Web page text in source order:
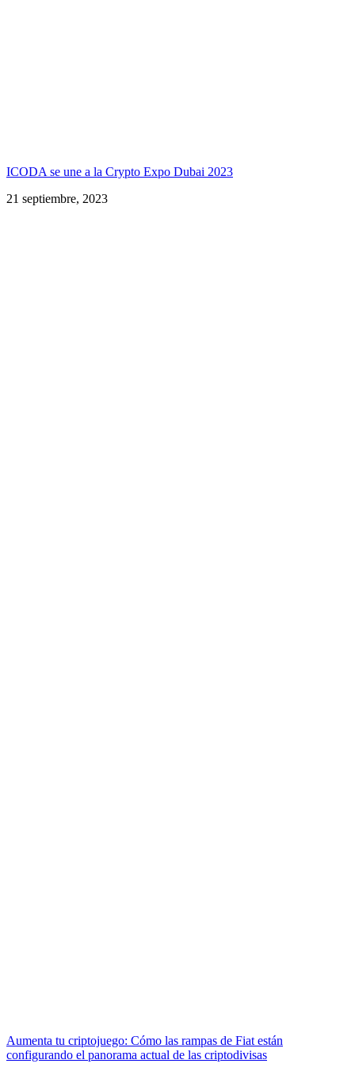
ICODA se une a la Crypto Expo Dubai 2023
21 septiembre, 2023
Aumenta tu criptojuego: Cómo las rampas de Fiat están
configurando el panorama actual de las criptodivisas